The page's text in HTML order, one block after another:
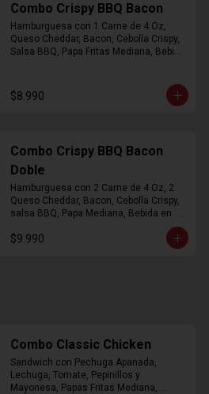
Combo Crispy BBQ Bacon
Hamburguesa con 1 Carne de 4 Oz,
Queso Cheddar, Bacon, Cebolla Crispy,
Salsa BBQ, Papa Fritas Mediana, Bebida
$8.990
Combo Crispy BBQ Bacon
Doble
Hamburguesa con 2 Carne de 4 Oz, 2
Queso Cheddar, Bacon, Cebolla Crispy,
salsa BBQ, Papa Mediana, Bebida en
$9.990
Combo Classic Chicken
Sandwich con Pechuga Apanada,
Lechuga, Tomate, Pepinillos y
Mayonesa, Papas Fritas Mediana,